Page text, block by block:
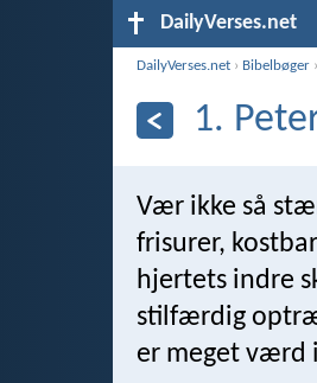
DailyVerses.net
DailyVerses.net › Bibelbøger ›
1.
Vær ikke så
frisurer,
hjertets indre
stilfærdig
er meget værd